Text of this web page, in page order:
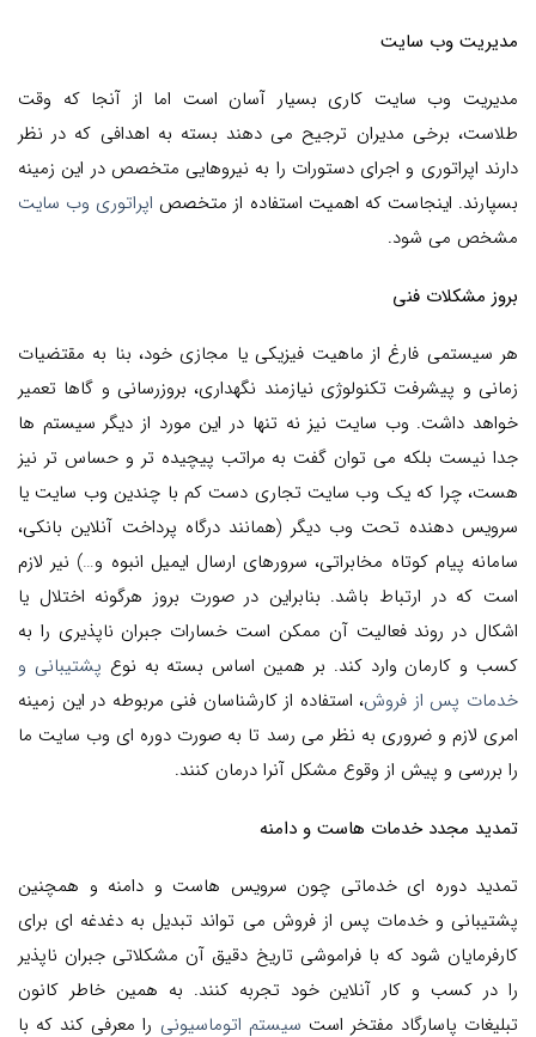
مدیریت وب سایت
مدیریت وب سایت کاری بسیار آسان است اما از آنجا که وقت
طلاست، برخی مدیران ترجیح می دهند بسته به اهدافی که در نظر
دارند اپراتوری و اجرای دستورات را به نیروهایی متخصص در این زمینه
بسپارند. اینجاست که اهمیت استفاده از متخصص اپراتوری وب سایت
مشخص می شود.
بروز مشکلات فنی
هر سیستمی فارغ از ماهیت فیزیکی یا مجازی خود، بنا به مقتضیات
زمانی و پیشرفت تکنولوژی نیازمند نگهداری، بروزرسانی و گاها تعمیر
خواهد داشت. وب سایت نیز نه تنها در این مورد از دیگر سیستم ها
جدا نیست بلکه می توان گفت به مراتب پیچیده تر و حساس تر نیز
هست، چرا که یک وب سایت تجاری دست کم با چندین وب سایت یا
سرویس دهنده تحت وب دیگر (همانند درگاه پرداخت آنلاین بانکی،
سامانه پیام کوتاه مخابراتی، سرورهای ارسال ایمیل انبوه و…) نیر لازم
است که در ارتباط باشد. بنابراین در صورت بروز هرگونه اختلال یا
اشکال در روند فعالیت آن ممکن است خسارات جبران ناپذیری را به
کسب و کارمان وارد کند. بر همین اساس بسته به نوع پشتیبانی و
خدمات پس از فروش، استفاده از کارشناسان فنی مربوطه در این زمینه
امری لازم و ضروری به نظر می رسد تا به صورت دوره ای وب سایت ما
را بررسی و پیش از وقوع مشکل آنرا درمان کنند.
تمدید مجدد خدمات هاست و دامنه
تمدید دوره ای خدماتی چون سرویس هاست و دامنه و همچنین
پشتیبانی و خدمات پس از فروش می تواند تبدیل به دغدغه ای برای
کارفرمایان شود که با فراموشی تاریخ دقیق آن مشکلاتی جبران ناپذیر
را در کسب و کار آنلاین خود تجربه کنند. به همین خاطر کانون
تبلیغات پاسارگاد مفتخر است سیستم اتوماسیونی را معرفی کند که با